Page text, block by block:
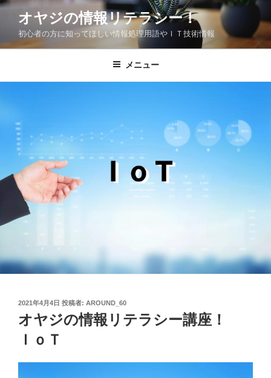
コ
ン
オヤジの情報リテラシー！
初心者の方に知ってほしい情報処理用語やＩＴ技術情報
メニュー
投
日:
2021年4月4日 投稿者: AROUND_60
オヤジの情報リテラシー講座！
ＩｏＴ